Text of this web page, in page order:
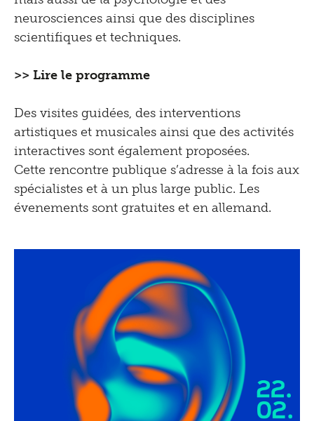
neurosciences ainsi que des disciplines
scientifiques et techniques.
>> Lire le programme
Des visites guidées, des interventions
artistiques et musicales ainsi que des activités
interactives sont également proposées.
Cette rencontre publique s’adresse à la fois aux
spécialistes et à un plus large public. Les
évenements sont gratuites et en allemand.